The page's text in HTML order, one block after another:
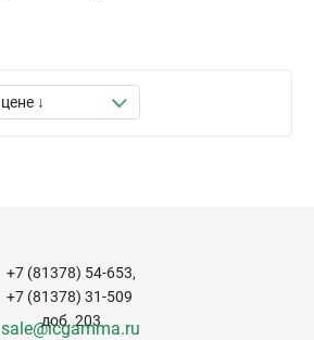
+7 (81378) 54-653,
+7 (81378) 31-509
доб. 203
sale@icgamma.ru